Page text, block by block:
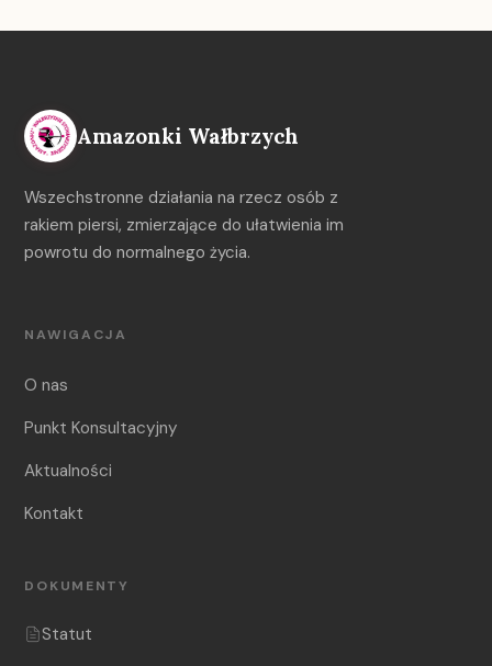
Amazonki Wałbrzych
Wszechstronne działania na rzecz osób z
rakiem piersi, zmierzające do ułatwienia im
powrotu do normalnego życia.
NAWIGACJA
O nas
Punkt Konsultacyjny
Aktualności
Kontakt
DOKUMENTY
Statut